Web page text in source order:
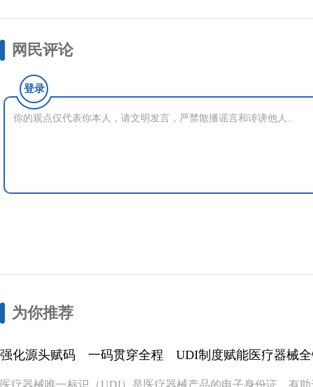
网民评论
登录
为你推荐
强化源头赋码 一码贯穿全程 UDI制度赋能医疗器械全
医疗器械唯一标识（UDI）是医疗器械产品的电子身份证，有